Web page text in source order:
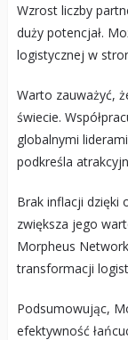
Wzrost liczby
duży potencjał.
logistycznej w
Warto zauważyć,
świecie.
globalnymi
podkreśla
Brak inflacji dzięki
zwiększa jego
Morpheus
transformacji
Podsumowując,
efektywność